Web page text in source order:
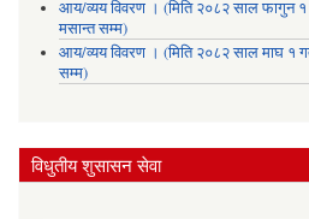
आय/व्यय विवरण । (मिति २०८२ साल फागुन
मसान्त सम्म)
आय/व्यय विवरण । (मिति २०८२ साल माघ १
सम्म)
विधुतीय शुसासन सेवा